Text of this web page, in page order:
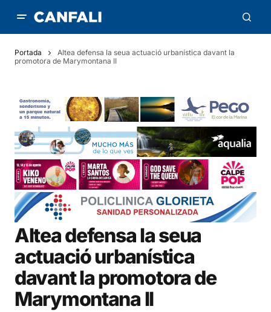
Portada
Altea defensa la seua actuació urbanística davant la
promotora de Marymontana II
Altea defensa la seua
actuació urbanística
davant la promotora de
Marymontana II